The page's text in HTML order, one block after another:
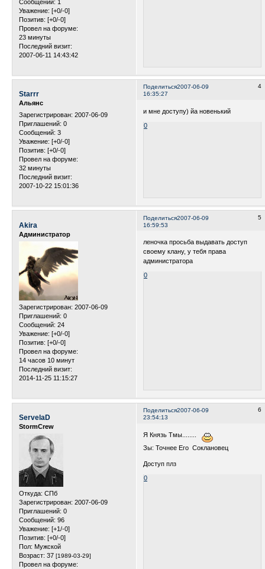
Сообщений: 1
Уважение: [+0/-0]
Позитив: [+0/-0]
Провел на форуме:
23 минуты
Последний визит:
2007-06-11 14:43:42
Поделиться 4
2007-06-09
16:35:27
Starrr
Альянс
Зарегистрирован: 2007-06-09
Приглашений: 0
Сообщений: 3
Уважение: [+0/-0]
Позитив: [+0/-0]
Провел на форуме:
32 минуты
Последний визит:
2007-10-22 15:01:36
и мне доступу) йа новенький
0
Поделиться 5
2007-06-09
16:59:53
Akira
Администратор
Зарегистрирован: 2007-06-09
Приглашений: 0
Сообщений: 24
Уважение: [+0/-0]
Позитив: [+0/-0]
Провел на форуме:
14 часов 10 минут
Последний визит:
2014-11-25 11:15:27
леночка просьба выдавать доступ
своему клану, у тебя права
администратора
0
Поделиться 6
2007-06-09
23:54:13
ServelaD
StormCrew
Откуда: СПб
Зарегистрирован: 2007-06-09
Приглашений: 0
Сообщений: 96
Уважение: [+1/-0]
Позитив: [+0/-0]
Пол: Мужской
Возраст: 37 [1989-03-29]
Провел на форуме:
Я Князь Тмы........
Зы: Точнее Его Соклановец
Доступ плз
0